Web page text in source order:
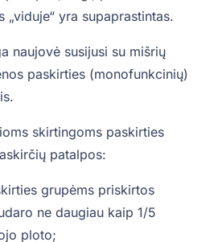
„viduje“ yra supaprastintas.
naujovė susijusi su mišrių
paskirties (monofunkcinių)
skirtingoms paskirties
patalpos:
grupėms priskirtos
ne daugiau kaip 1/5
ploto;